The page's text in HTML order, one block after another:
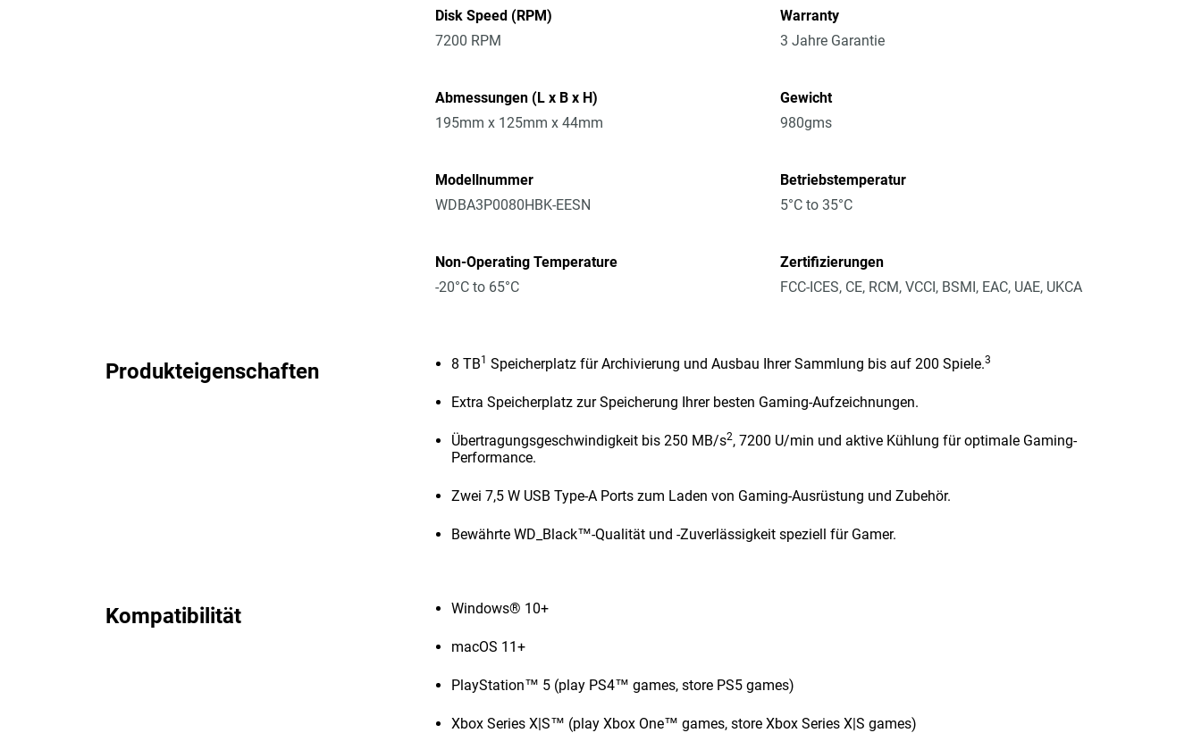
Disk Speed (RPM)
7200 RPM
Warranty
3 Jahre Garantie
Abmessungen (L x B x H)
195mm x 125mm x 44mm
Gewicht
980gms
Modellnummer
WDBA3P0080HBK-EESN
Betriebstemperatur
5°C to 35°C
Non-Operating Temperature
-20°C to 65°C
Zertifizierungen
FCC-ICES, CE, RCM, VCCI, BSMI, EAC, UAE, UKCA
Produkteigenschaften 8 TB1 Speicherplatz für Archivierung und Ausbau Ihrer Sammlung bis auf 200 Spiele.3
Extra Speicherplatz zur Speicherung Ihrer besten Gaming-Aufzeichnungen.
Übertragungsgeschwindigkeit bis 250 MB/s2, 7200 U/min und aktive Kühlung für optimale Gaming-
Performance.
Zwei 7,5 W USB Type-A Ports zum Laden von Gaming-Ausrüstung und Zubehör.
Bewährte WD_Black™-Qualität und -Zuverlässigkeit speziell für Gamer.
Kompatibilität Windows® 10+
macOS 11+
PlayStation™ 5 (play PS4™ games, store PS5 games)
Xbox Series X|S™ (play Xbox One™ games, store Xbox Series X|S games)